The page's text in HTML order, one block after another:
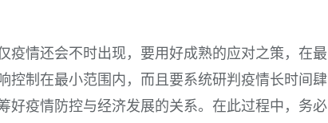
疫情还会不时出现，要用好成熟的应对之策，在最
控制在最小范围内，而且要系统研判疫情长时间肆
好疫情防控与经济发展的关系。在此过程中，务必